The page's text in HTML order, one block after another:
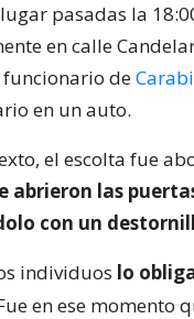
pasadas la
en calle
de
en un auto.
el escolta fue
abrieron las
con un
individuos lo
en ese momento